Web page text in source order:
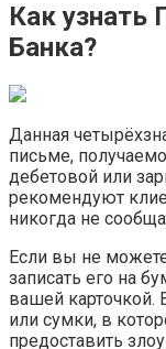
Как
Банка?
Данная
письме,
дебетовой или
рекомендуют
никогда не
Если вы не
записать его на
вашей карточкой.
или сумки, в
предоставить